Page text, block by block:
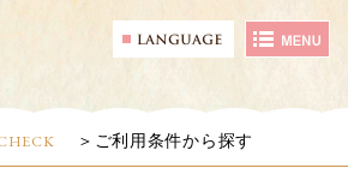
ご利用条件から探す